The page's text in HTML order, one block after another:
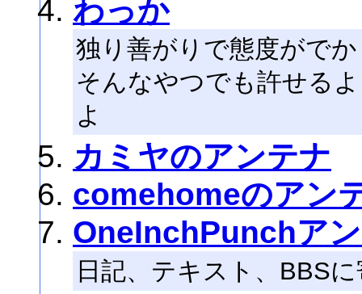
わっか
独り善がりで態度がで
そんなやつでも許せる
よ
カミヤのアンテナ
comehomeのアン
OneInchPunchア
日記、テキスト、BBS